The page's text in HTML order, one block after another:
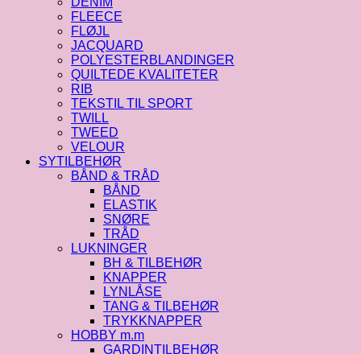
FLEECE
FLØJL
JACQUARD
POLYESTERBLANDINGER
QUILTEDE KVALITETER
RIB
TEKSTIL TIL SPORT
TWILL
TWEED
VELOUR
SYTILBEHØR
BÅND & TRÅD
BÅND
ELASTIK
SNØRE
TRÅD
LUKNINGER
BH & TILBEHØR
KNAPPER
LYNLÅSE
TANG & TILBEHØR
TRYKKNAPPER
HOBBY m.m
GARDINTILBEHØR